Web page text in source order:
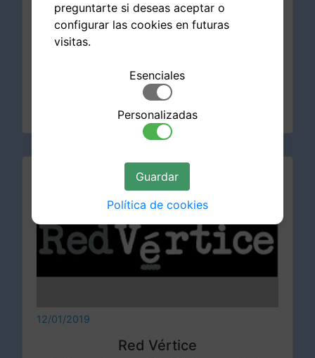
04/02/2019
Cuota anual 2019
12/01/2019
Red Vértice
preguntarte si deseas aceptar o
configurar las cookies en futuras
visitas.
Esenciales
Personalizadas
Guardar
Política de cookies